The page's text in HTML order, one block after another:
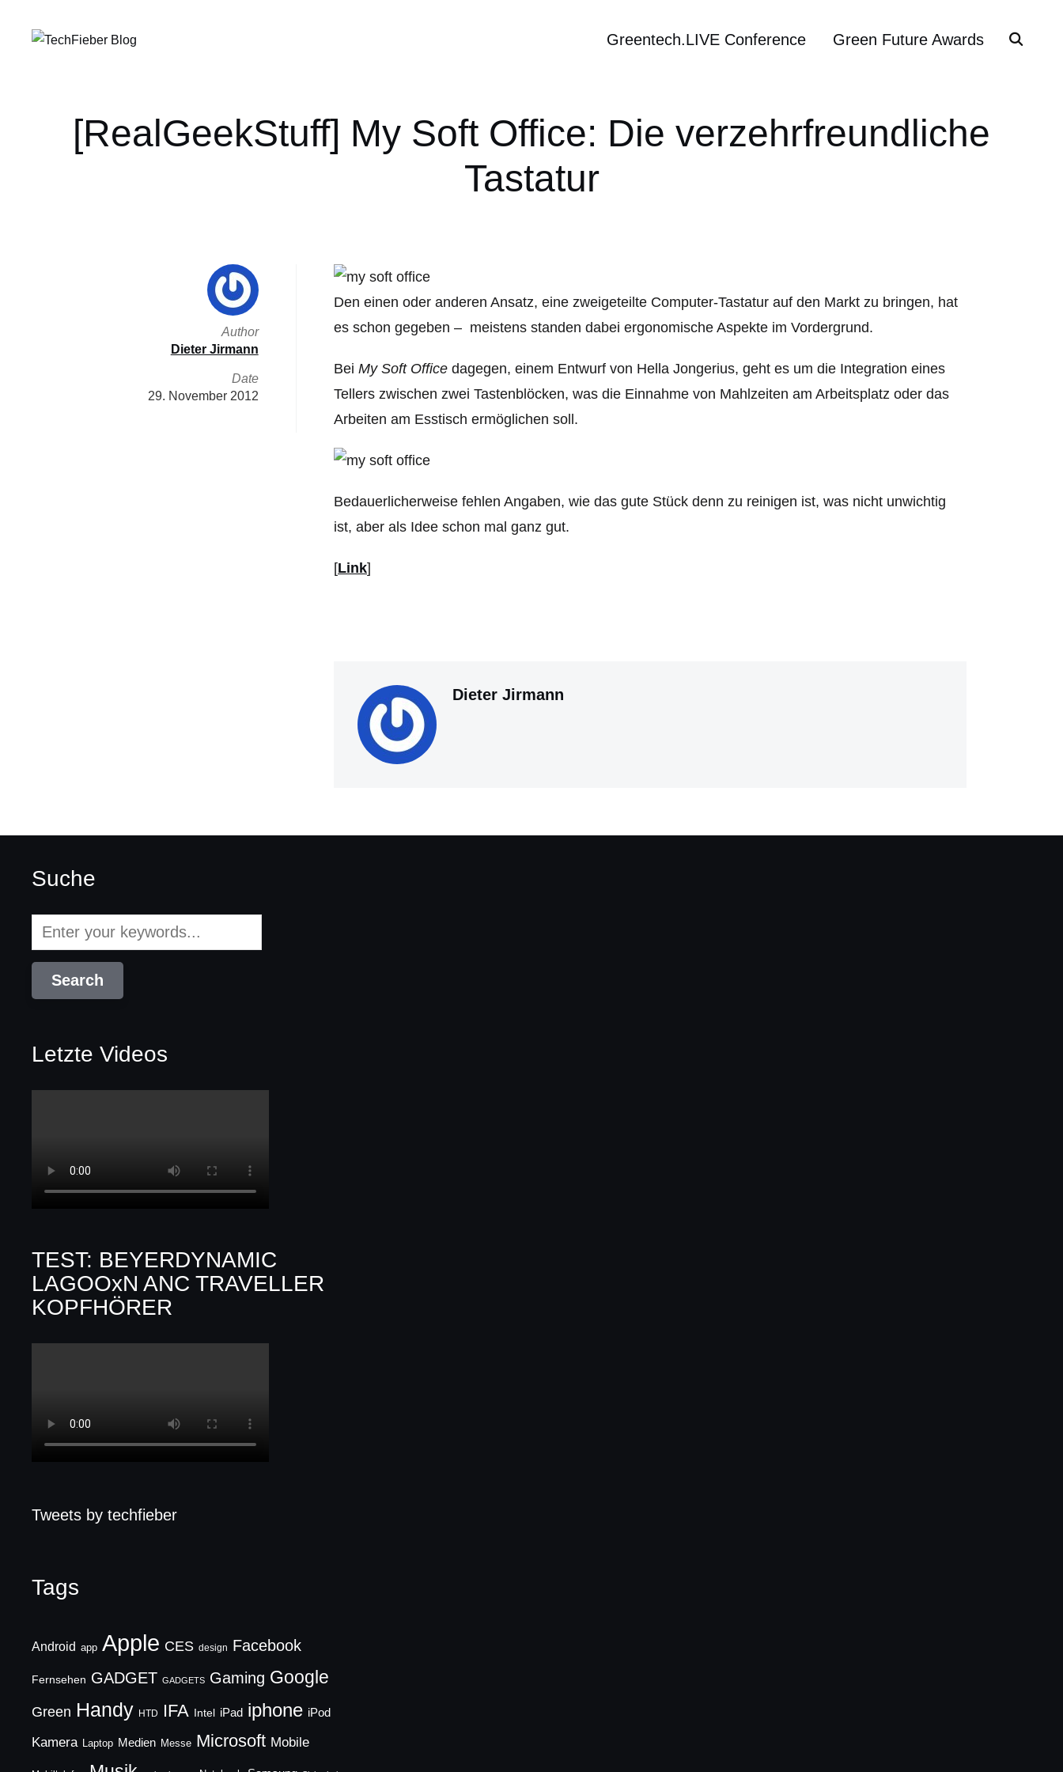
Greentech.LIVE Conference Green Future Awards
[RealGeekStuff] My Soft Office: Die verzehrfreundliche
Tastatur
Den einen oder anderen Ansatz, eine zweigeteilte Computer-Tastatur auf den Markt zu bringen, hat
es schon gegeben – meistens standen dabei ergonomische Aspekte im Vordergrund.
Bei My Soft Office dagegen, einem Entwurf von Hella Jongerius, geht es um die Integration eines
Tellers zwischen zwei Tastenblöcken, was die Einnahme von Mahlzeiten am Arbeitsplatz oder das
Arbeiten am Esstisch ermöglichen soll.
Bedauerlicherweise fehlen Angaben, wie das gute Stück denn zu reinigen ist, was nicht unwichtig
ist, aber als Idee schon mal ganz gut.
[Link]
Dieter Jirmann
Author
Dieter Jirmann
Date
29. November 2012
Suche
Letzte Videos
TEST: BEYERDYNAMIC
LAGOOxN ANC TRAVELLER
KOPFHÖRER
Tweets by techfieber
Tags
Android app Apple CES design Facebook
Fernsehen GADGET GADGETS Gaming Google
Green Handy HTD IFA Intel iPad iphone iPod
Kamera Laptop Medien Messe Microsoft Mobile